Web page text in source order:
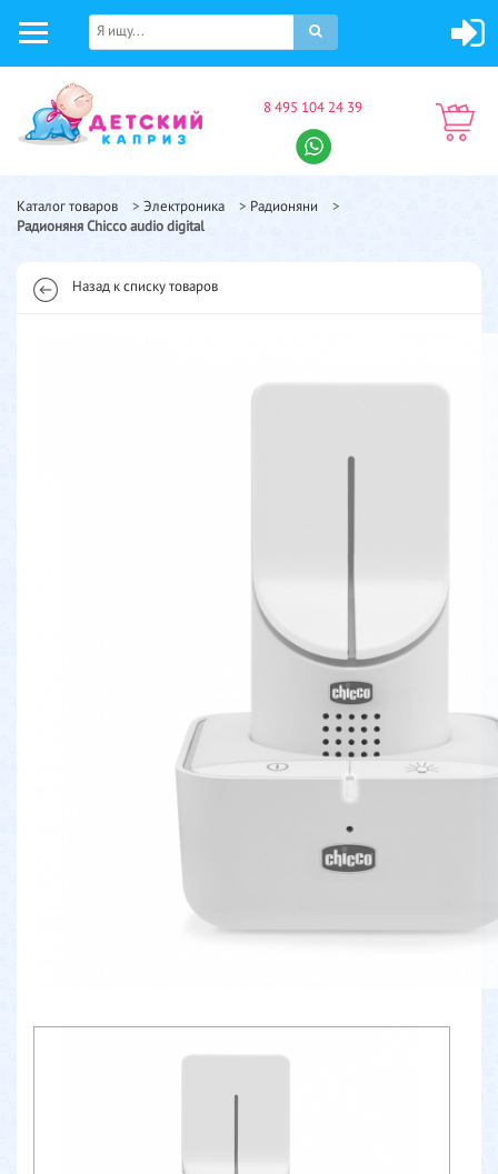
8 495 104 24 39
Каталог товаров > Электроника > Радионяни
>
Радионяня Chicco аudio digital
Назад к списку товаров